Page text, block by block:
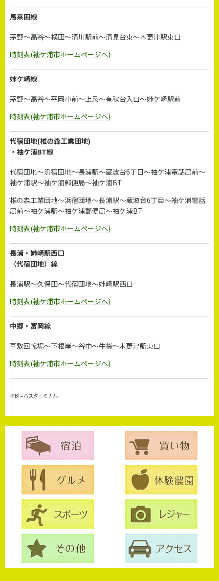
馬来田線
茅野～高谷～横田～清川駅前～清見台東～木更津駅東口
時刻表(袖ケ浦市ホームページへ)
姉ケ崎線
茅野～高谷～平岡小前～上泉～有秋台入口～姉ケ崎駅前
時刻表(袖ケ浦市ホームページへ)
代宿団地(椎の森工業団地)
・袖ケ浦BT線
代宿団地～浜宿団地～長浦駅～蔵波台6丁目～袖ケ浦電話局前～
袖ケ浦駅～袖ケ浦郵便局～袖ケ浦BT
椎の森工業団地～浜宿団地～長浦駅～蔵波台6丁目～袖ケ浦電話
局前～袖ケ浦駅～袖ケ浦郵便局～袖ケ浦BT
時刻表(袖ケ浦市ホームページへ)
長浦・姉崎駅西口
（代宿団地）線
長浦駅～久保田～代宿団地～姉崎駅西口
時刻表(袖ケ浦市ホームページへ)
中郷・富岡線
草敷回転場～下根岸～谷中～牛袋～木更津駅東口
時刻表(袖ケ浦市ホームページへ)
※BT=バスターミナル